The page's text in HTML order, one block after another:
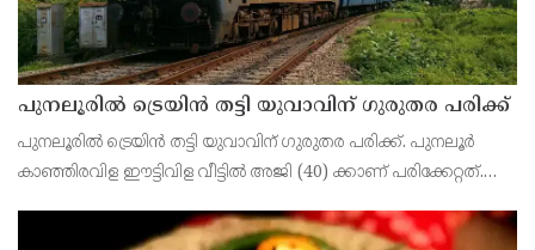
പുനലൂരിൽ ട്രെയിൻ തട്ടി യുവാവിന് ഗുരുതര പരിക്ക്
പുനലൂരിൽ ട്രെയിൻ തട്ടി യുവാവിന് ഗുരുതര പരിക്ക്. പുനലൂർ
കാഞ്ഞിരവിള ഈട്ടിവിള വീട്ടിൽ അജി (40) ക്കാണ് പരിക്കേറ്റത്.
തിരുവനന്തപുരം മെഡിക്കൽ കോളേജ് ആശുപ